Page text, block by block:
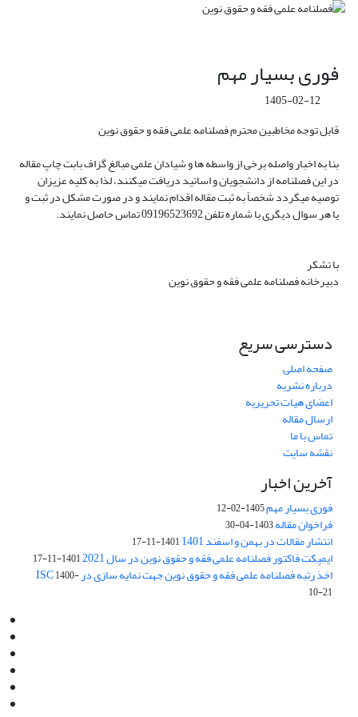
فوری بسیار مهم
1405-02-12
قابل توجه مخاطبین محترم فصلنامه علمی فقه و حقوق نوین
بنا به اخبار واصله برخی از واسطه ها و شیادان علمی مبالغ گزاف بابت چاپ مقاله
در این فصلنامه از دانشجویان و اساتید دریافت میکنند، لذا به کلیه عزیزان
توصیه میگردد شخصاً به ثبت مقاله اقدام نمایند و در صورت مشکل در ثبت و
یا هر سوال دیگری با شماره تلفن 09196523692 تماس حاصل نمایند.
با تشکر
دبیرخانه فصلنامه علمی فقه و حقوق نوین
دسترسی سریع
صفحه اصلی
درباره نشریه
اعضای هیات تحریریه
ارسال مقاله
تماس با ما
نقشه سایت
آخرین اخبار
فوری بسیار مهم1405-02-12
فراخوان مقاله1403-04-30
انتشار مقالات در بهمن و اسفند 1401 1401-11-17
ایمپکت فاکتور فصلنامه علمی فقه و حقوق نوین در سال 2021 1401-11-17
اخذ رتبه فصلنامه علمی فقه و حقوق نوین جهت نمایه سازی در ISC1400-
10-21